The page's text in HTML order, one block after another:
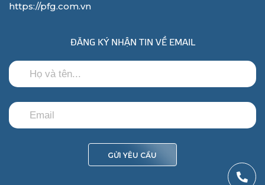
https://pfg.com.vn
ĐĂNG KÝ NHẬN TIN VỀ EMAIL
GỬI YÊU CẦU